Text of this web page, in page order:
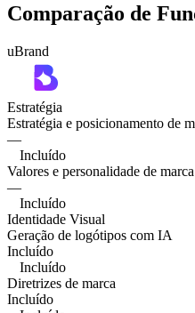
Comparação de
uBrand
Estratégia
Estratégia e posicionamento de
—
Incluído
Valores e personalidade de marca
—
Incluído
Identidade Visual
Geração de logótipos com IA
Incluído
Incluído
Diretrizes de marca
Incluído